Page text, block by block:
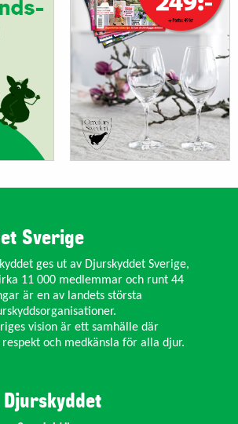
Sverige
ges ut av Djurskyddet Sverige,
11 000 medlemmar och runt 44
är en av landets största
vision är ett samhälle där
och medkänsla för alla djur.